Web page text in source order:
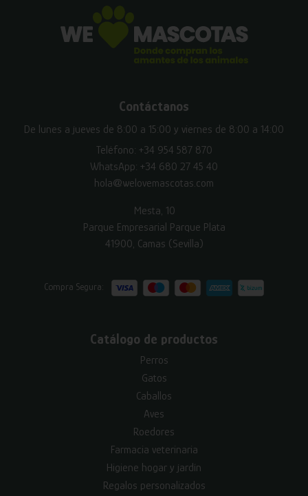
Contáctanos
De lunes a jueves de 8:00 a 15:00 y viernes de 8:00 a 14:00
Teléfono: +34 954 587 870
WhatsApp: +34 680 27 45 40
hola@welovemascotas.com
Mesta, 10
Parque Empresarial Parque Plata
41900, Camas (Sevilla)
Compra Segura:
Catálogo de productos
Perros
Gatos
Caballos
Aves
Roedores
Farmacia veterinaria
Higiene hogar y jardín
Regalos personalizados